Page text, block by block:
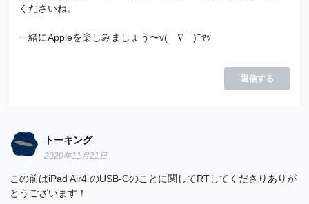
くださいね。
一緒にAppleを楽しみましょう〜v(￣∇￣)ﾆﾔｯ
返信する
トーキング
2020年11月21日
この前はiPad Air4 のUSB-Cのことに関してRTしてくださりありが
とうございます！